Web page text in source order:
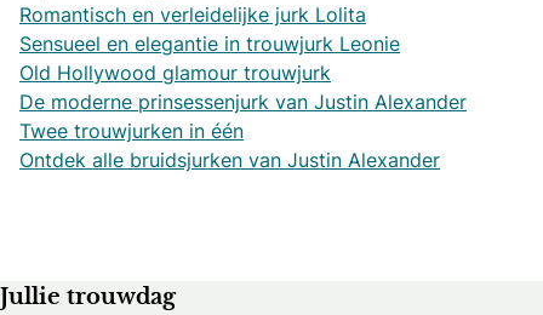
Romantisch en verleidelijke jurk Lolita
Sensueel en elegantie in trouwjurk Leonie
Old Hollywood glamour trouwjurk
De moderne prinsessenjurk van Justin Alexander
Twee trouwjurken in één
Ontdek alle bruidsjurken van Justin Alexander
Jullie trouwdag